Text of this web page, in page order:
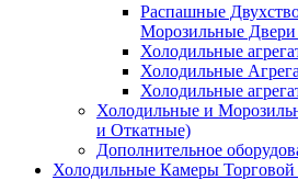
Распашные
Морозильные
Холодильные
Холодильные
Холодильные
Холодильные и
и Откатные)
Дополнительное
Холодильные Камеры